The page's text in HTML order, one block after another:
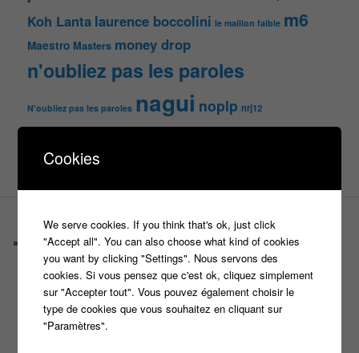
Koh Lanta laurence boccolini le maillon faible m6
Maestro Masters money drop
n'oubliez pas les paroles
N'oubliez pas les paroles nagui noplp nrj12
tournagetv
PAGES
Castings
C’est quoi un casteur ?
C’est quoi un directeur de casting ?
Harry
Motus
Slam
Cookies
We serve cookies. If you think that's ok, just click
"Accept all". You can also choose what kind of cookies
you want by clicking "Settings". Nous servons des
cookies. Si vous pensez que c'est ok, cliquez simplement
sur "Accepter tout". Vous pouvez également choisir le
type de cookies que vous souhaitez en cliquant sur
"Paramètres".